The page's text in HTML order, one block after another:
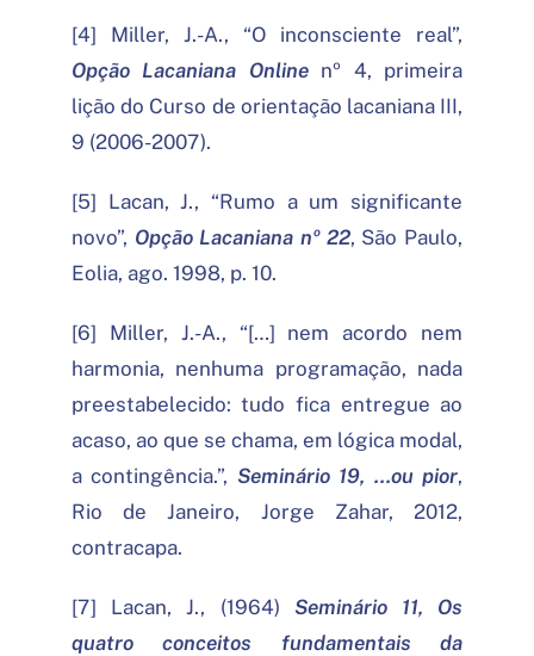
[4] Miller, J.-A., “O inconsciente real”,
Opção Lacaniana Onlinenº 4, primeira
lição do Curso de orientação lacaniana III,
9 (2006-2007).
[5] Lacan, J., “Rumo a um significante
novo”, Opção Lacaniana nº 22, São Paulo,
Eolia, ago. 1998, p. 10.
[6] Miller, J.-A., “[…] nem acordo nem
harmonia, nenhuma programação, nada
preestabelecido: tudo fica entregue ao
acaso, ao que se chama, em lógica modal,
a contingência.”, Seminário 19, …ou pior,
Rio de Janeiro, Jorge Zahar, 2012,
contracapa.
[7] Lacan, J., (1964) Seminário 11, Os
quatro conceitos fundamentais da